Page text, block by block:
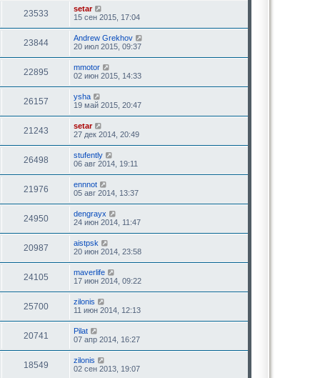
23533
setar
15 сен 2015, 17:04
23844
Andrew Grekhov
20 июл 2015, 09:37
22895
mmotor
02 июн 2015, 14:33
26157
ysha
19 май 2015, 20:47
21243
setar
27 дек 2014, 20:49
26498
stufently
06 авг 2014, 19:11
21976
ennnot
05 авг 2014, 13:37
24950
dengrayx
24 июн 2014, 11:47
20987
aistpsk
20 июн 2014, 23:58
24105
maverlife
17 июн 2014, 09:22
25700
zilonis
11 июн 2014, 12:13
20741
Pilat
07 апр 2014, 16:27
18549
zilonis
02 сен 2013, 19:07